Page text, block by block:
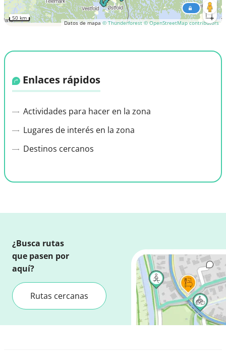
Datos de mapa © Thunderforest © OpenStreetMap contributors
50 km
Enlaces rápidos
Actividades para hacer en la zona
Lugares de interés en la zona
Destinos cercanos
¿Busca rutas
que pasen por
aquí?
Rutas cercanas